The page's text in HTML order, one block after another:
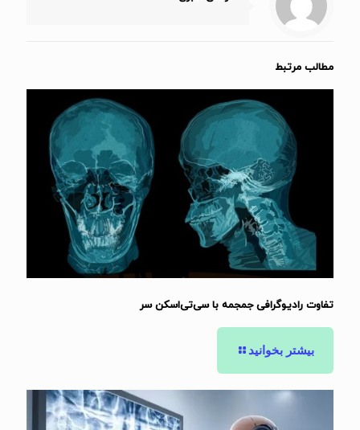
مطالب مرتبط
تفاوت رادیوگرافی جمجمه با سی‌تی‌اسکن سر
بیشتر بخوانید